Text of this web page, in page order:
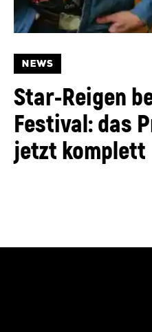
NEWS
Star-Reigen
Festival: das
jetzt komplett